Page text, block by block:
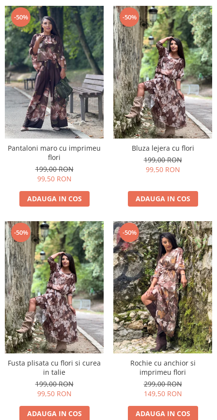
-50%
Pantaloni maro cu imprimeu
flori
199,00 RON
99,50 RON
ADAUGA IN COS
-50%
Bluza lejera cu flori
199,00 RON
99,50 RON
ADAUGA IN COS
-50%
Fusta plisata cu flori si curea
in talie
199,00 RON
99,50 RON
ADAUGA IN COS
-50%
Rochie cu anchior si
imprimeu flori
299,00 RON
149,50 RON
ADAUGA IN COS